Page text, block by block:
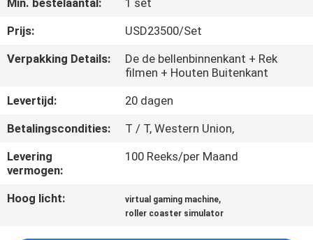
ONS
FABRIEKSRONDLEIDING
KWALITEITSCONTROLE
NEEM
CONTACT
Min. bestelaantal:
1 set
Prijs:
USD23500/Set
Verpakking Details:
De de bellenbinnenkant + Rek
filmen + Houten Buitenkant
Levertijd:
20 dagen
Betalingscondities:
T / T, Western Union,
Levering
vermogen:
100 Reeks/per Maand
Hoog licht: virtual gaming machine,
roller coaster simulator